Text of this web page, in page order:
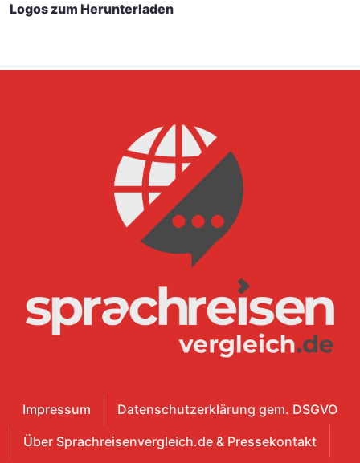
Logos zum Herunterladen
Impressum
Datenschutzerklärung gem. DSGVO
Über Sprachreisenvergleich.de & Pressekontakt